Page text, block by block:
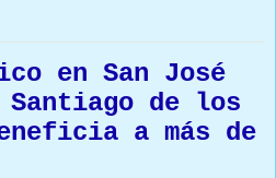
en San José
de los
a más de